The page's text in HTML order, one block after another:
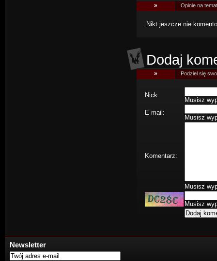
» Opinie na
Nikt jeszcze nie
Dodaj
» Podziel się
Nick:
Musisz
E-mail:
Musisz
Komentarz:
Musisz
Musisz
Newsletter